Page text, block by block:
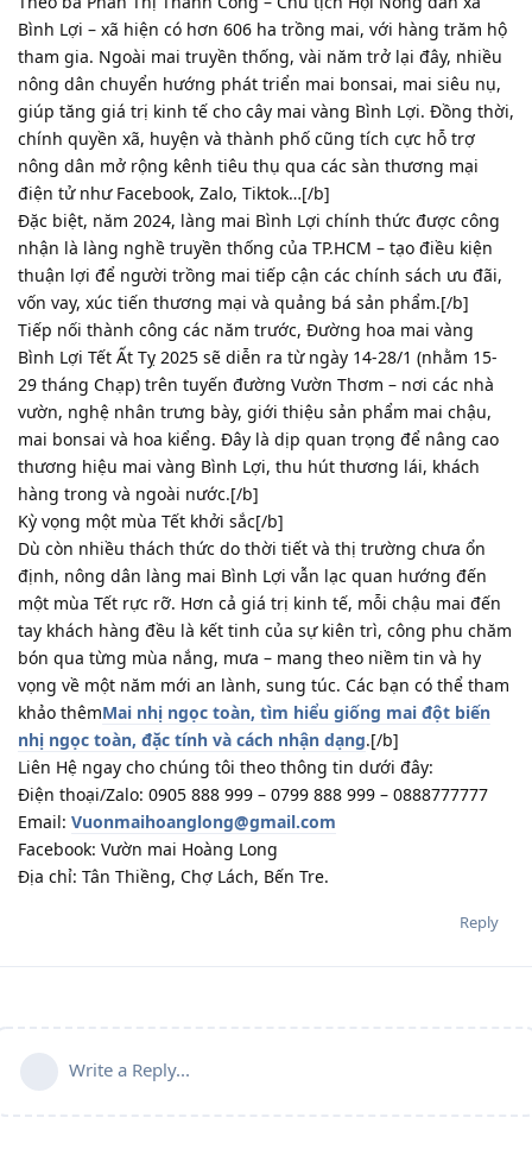
Bình Lợi – xã hiện có hơn 606 ha trồng mai, với hàng trăm hộ
tham gia. Ngoài mai truyền thống, vài năm trở lại đây, nhiều
nông dân chuyển hướng phát triển mai bonsai, mai siêu nụ,
giúp tăng giá trị kinh tế cho cây mai vàng Bình Lợi. Đồng thời,
chính quyền xã, huyện và thành phố cũng tích cực hỗ trợ
nông dân mở rộng kênh tiêu thụ qua các sàn thương mại
điện tử như Facebook, Zalo, Tiktok…[/b]
Đặc biệt, năm 2024, làng mai Bình Lợi chính thức được công
nhận là làng nghề truyền thống của TP.HCM – tạo điều kiện
thuận lợi để người trồng mai tiếp cận các chính sách ưu đãi,
vốn vay, xúc tiến thương mại và quảng bá sản phẩm.[/b]
Tiếp nối thành công các năm trước, Đường hoa mai vàng
Bình Lợi Tết Ất Tỵ 2025 sẽ diễn ra từ ngày 14-28/1 (nhằm 15-
29 tháng Chạp) trên tuyến đường Vườn Thơm – nơi các nhà
vườn, nghệ nhân trưng bày, giới thiệu sản phẩm mai chậu,
mai bonsai và hoa kiểng. Đây là dịp quan trọng để nâng cao
thương hiệu mai vàng Bình Lợi, thu hút thương lái, khách
hàng trong và ngoài nước.[/b]
Kỳ vọng một mùa Tết khởi sắc[/b]
Dù còn nhiều thách thức do thời tiết và thị trường chưa ổn
định, nông dân làng mai Bình Lợi vẫn lạc quan hướng đến
một mùa Tết rực rỡ. Hơn cả giá trị kinh tế, mỗi chậu mai đến
tay khách hàng đều là kết tinh của sự kiên trì, công phu chăm
bón qua từng mùa nắng, mưa – mang theo niềm tin và hy
vọng về một năm mới an lành, sung túc. Các bạn có thể tham
khảo thêmMai nhị ngọc toàn, tìm hiểu giống mai đột biến
nhị ngọc toàn, đặc tính và cách nhận dạng.[/b]
Liên Hệ ngay cho chúng tôi theo thông tin dưới đây:
Điện thoại/Zalo: 0905 888 999 – 0799 888 999 – 0888777777
Email: Vuonmaihoanglong@gmail.com
Facebook: Vườn mai Hoàng Long
Địa chỉ: Tân Thiềng, Chợ Lách, Bến Tre.
Reply
Write a Reply...